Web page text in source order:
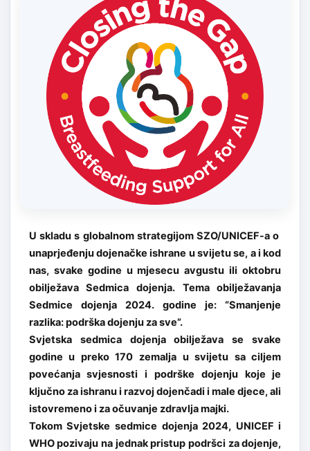
U skladu s globalnom strategijom SZO/UNICEF-a o
unaprjeđenju dojenačke ishrane u svijetu se, a i kod
nas, svake godine u mjesecu avgustu ili oktobru
obilježava Sedmica dojenja. Tema obilježavanja
Sedmice dojenja 2024. godine je: “Smanjenje
razlika: podrška dojenju za sve”.
Svjetska sedmica dojenja obilježava se svake
godine u preko 170 zemalja u svijetu sa ciljem
povećanja svjesnosti i podrške dojenju koje je
ključno za ishranu i razvoj dojenčadi i male djece, ali
istovremeno i za očuvanje zdravlja majki.
Tokom Svjetske sedmice dojenja 2024, UNICEF i
WHO pozivaju na jednak pristup podršci za dojenje,